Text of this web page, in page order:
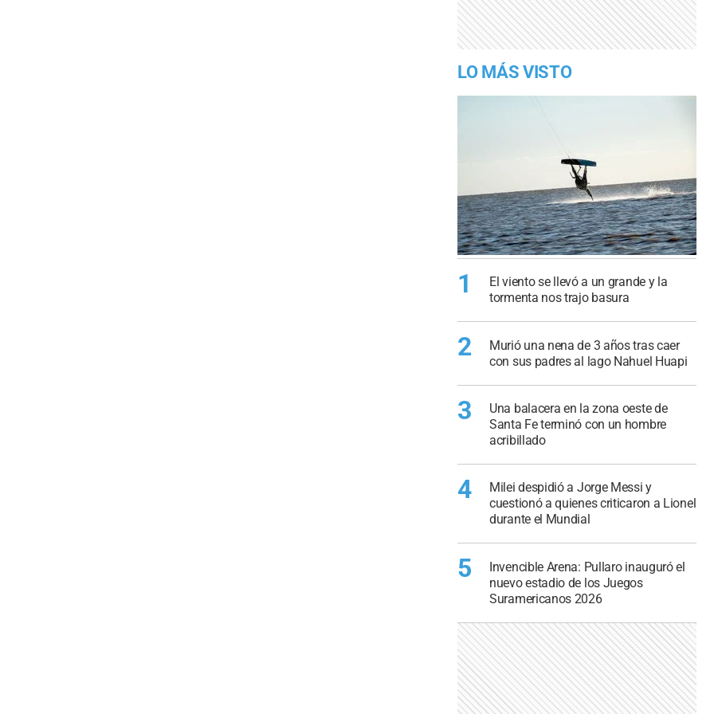
LO MÁS VISTO
1
El viento se llevó a un grande y la
tormenta nos trajo basura
2
Murió una nena de 3 años tras caer
con sus padres al lago Nahuel Huapi
3
Una balacera en la zona oeste de
Santa Fe terminó con un hombre
acribillado
4
Milei despidió a Jorge Messi y
cuestionó a quienes criticaron a Lionel
durante el Mundial
5
Invencible Arena: Pullaro inauguró el
nuevo estadio de los Juegos
Suramericanos 2026